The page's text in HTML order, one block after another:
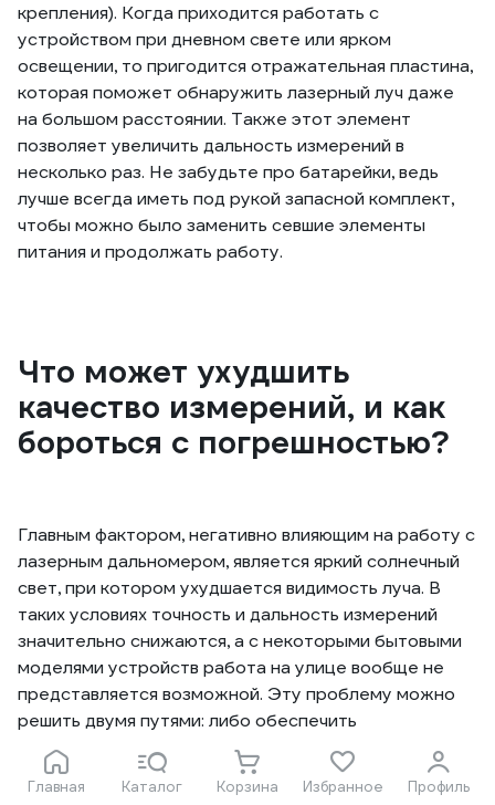
Главная Каталог Корзина Избранное Профиль
крепления). Когда приходится работать с
устройством при дневном свете или ярком
освещении, то пригодится отражательная пластина,
которая поможет обнаружить лазерный луч даже
на большом расстоянии. Также этот элемент
позволяет увеличить дальность измерений в
несколько раз. Не забудьте про батарейки, ведь
лучше всегда иметь под рукой запасной комплект,
чтобы можно было заменить севшие элементы
питания и продолжать работу.
Что может ухудшить
качество измерений, и как
бороться с погрешностью?
Главным фактором, негативно влияющим на работу с
лазерным дальномером, является яркий солнечный
свет, при котором ухудшается видимость луча. В
таких условиях точность и дальность измерений
значительно снижаются, а с некоторыми бытовыми
моделями устройств работа на улице вообще не
представляется возможной. Эту проблему можно
решить двумя путями: либо обеспечить
искусственную тень в зоне проецирования лазера
(например, сделать навес), либо дождаться
сумерек, когда луч будет отчетливо виден. Кроме